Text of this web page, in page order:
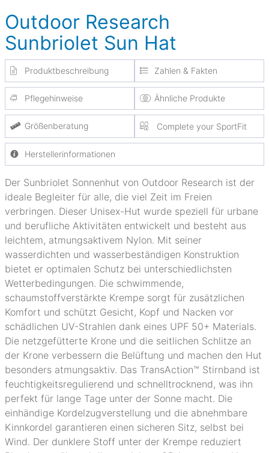
Outdoor Research
Sunbriolet Sun Hat
Produktbeschreibung Zahlen & Fakten
Pflegehinweise Ähnliche Produkte
Größenberatung Complete your SportFit
Herstellerinformationen
Der Sunbriolet Sonnenhut von Outdoor Research ist der
ideale Begleiter für alle, die viel Zeit im Freien
verbringen. Dieser Unisex-Hut wurde speziell für urbane
und berufliche Aktivitäten entwickelt und besteht aus
leichtem, atmungsaktivem Nylon. Mit seiner
wasserdichten und wasserbeständigen Konstruktion
bietet er optimalen Schutz bei unterschiedlichsten
Wetterbedingungen. Die schwimmende,
schaumstoffverstärkte Krempe sorgt für zusätzlichen
Komfort und schützt Gesicht, Kopf und Nacken vor
schädlichen UV-Strahlen dank eines UPF 50+ Materials.
Die netzgefütterte Krone und die seitlichen Schlitze an
der Krone verbessern die Belüftung und machen den Hut
besonders atmungsaktiv. Das TransAction™ Stirnband ist
feuchtigkeitsregulierend und schnelltrocknend, was ihn
perfekt für lange Tage unter der Sonne macht. Die
einhändige Kordelzugverstellung und die abnehmbare
Kinnkordel garantieren einen sicheren Sitz, selbst bei
Wind. Der dunklere Stoff unter der Krempe reduziert